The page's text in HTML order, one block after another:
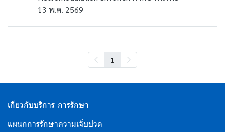
13 พ.ค. 2569
1
เกี่ยวกับบริการ-การรักษา
แผนกการรักษาความเจ็บปวด